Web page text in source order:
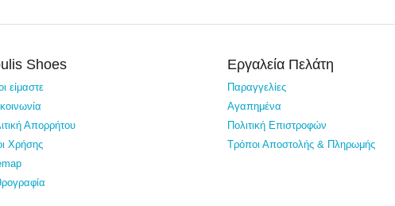
Shoes
είμαστε
Απορρήτου
Χρήσης
Εργαλεία Πελάτη
Παραγγελίες
Αγαπημένα
Πολιτική Επιστροφών
Τρόποι Αποστολής & Πληρωμής